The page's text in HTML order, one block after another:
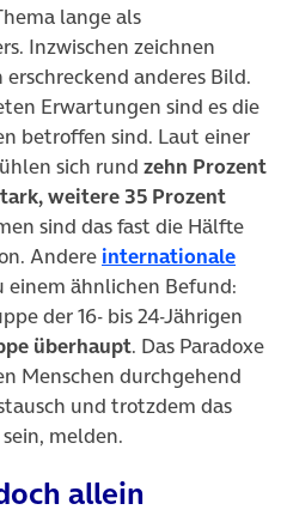
lange als
Inzwischen zeichnen
anderes Bild.
Erwartungen sind es die
betroffen sind. Laut einer
in neuem Tab)
sich rund zehn Prozent
weitere 35 Prozent
sind das fast die Hälfte
Andere internationale
Tab)
einem ähnlichen Befund:
der 16- bis 24-Jährigen
überhaupt. Das Paradoxe
Menschen durchgehend
und trotzdem das
melden.
allein